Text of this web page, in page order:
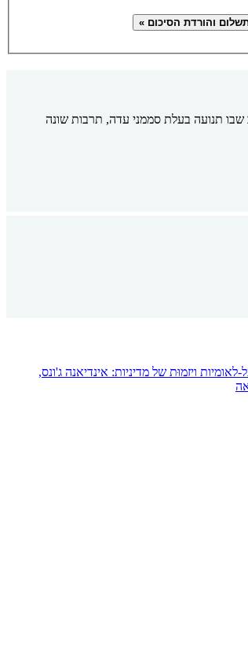
שבו תנועה בעלת סממני עדה, תרבות שונה
והדמיון הניאוליברלי, פרק 3: רשתות תמיכה על-לאומיות ויזמוּת של מדיניות: אינדיאנה ג'ונס,